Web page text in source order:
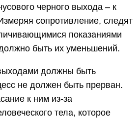
работы:
0 и отсутствует их
оно незначительно. Значит,
между обкладками. И если
к рабочей схеме,
показаний прибора, но
ими бесконечности. Значит,
при значительном снижении
Результат – неэффективная
без полного выполнения им